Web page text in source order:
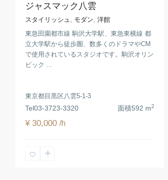
ジャスマック八雲
スタイリッシュ , モダン,洋館
東急田園都市線 駒沢大学駅、東急東横線 都
立大学駅から徒歩圏、数多くのドラマやCM
で使用されているスタジオです。駒沢オリン
ピック ...
東京都目黒区八雲5-1-3
Tel03-3723-3320 面積592 m2
¥ 30,000/h